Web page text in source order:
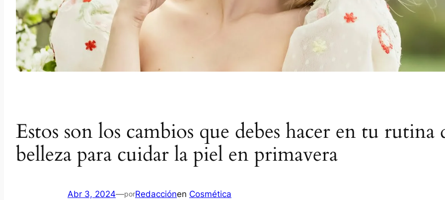
Estos son los cambios que debes hacer en tu rutina
belleza para cuidar la piel en primavera
Abr 3, 2024—porRedacciónen Cosmética